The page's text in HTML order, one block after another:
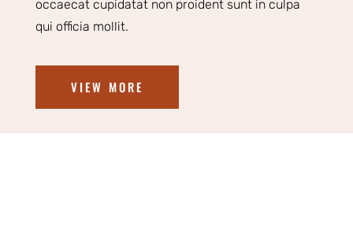
occaecat cupidatat non proident sunt in culpa
qui officia mollit.
VIEW MORE